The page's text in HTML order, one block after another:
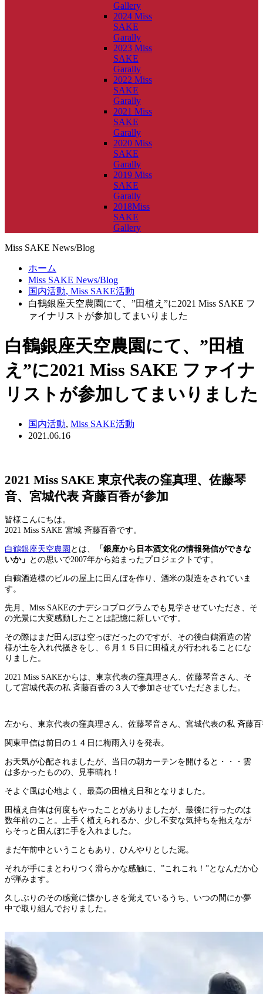
Gallery
2024 Miss
SAKE
Garally
2023 Miss
SAKE
Garally
2022 Miss
SAKE
Garally
2021 Miss
SAKE
Garally
2020 Miss
SAKE
Garally
2019 Miss
SAKE
Garally
2018Miss
SAKE
Gallery
Miss SAKE News/Blog
ホーム
Miss SAKE News/Blog
国内活動, Miss SAKE活動
白鶴銀座天空農園にて、”田植え”に2021 Miss SAKE フ
ァイナリストが参加してまいりました
白鶴銀座天空農園にて、”田植
え”に2021 Miss SAKE ファイナ
リストが参加してまいりました
国内活動, Miss SAKE活動
2021.06.16
2021 Miss SAKE 東京代表の窪真理、佐藤琴
音、宮城代表 斉藤百香が参加
皆様こんにちは。
2021 Miss SAKE 宮城 斉藤百香です。
白鶴銀座天空農園 とは、
「銀座から日本酒文化の情報発信ができな
いか」 との思いで2007年から始まったプロジェクトです。
白鶴酒造様のビルの屋上に田んぼを作り、酒米の製造をされていま
す。
先月、Miss SAKEのナデシコプログラムでも見学させていただき、そ
の光景に大変感動したことは記憶に新しいです。
その際はまだ田んぼは空っぽだったのですが、その後白鶴酒造の皆
様が土を入れ代掻きをし、６月１５日に田植えが行われることにな
りました。
2021 Miss SAKEからは、東京代表の窪真理さん、佐藤琴音さん、そ
して宮城代表の私 斉藤百香の３人で参加させていただきました。
左から、東京代表の窪真理さん、佐藤琴音さん、宮城代表の私 斉藤
関東甲信は前日の１４日に梅雨入りを発表。
お天気が心配されましたが、当日の朝カーテンを開けると・・・雲
は多かったものの、見事晴れ！
そよぐ風は心地よく、最高の田植え日和となりました。
田植え自体は何度もやったことがありましたが、最後に行ったのは
数年前のこと。 上手く植えられるか、少し不安な気持ちを抱えなが
らそっと田んぼに手を入れました。
まだ午前中ということもあり、ひんやりとした泥。
それが手にまとわりつく滑らかな感触に、”これこれ！”となんだか心
が弾みます。
久しぶりのその感覚に懐かしさを覚えているうち、いつの間にか夢
中で取り組んでおりました。